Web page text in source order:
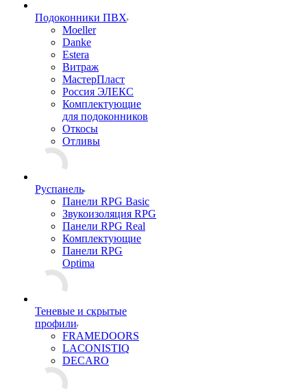
Подоконники ПВХ
Moeller
Danke
Estera
Витраж
МастерПласт
Россия ЭЛЕКС
Комплектующие
для подоконников
Откосы
Отливы
Руспанель
Панели RPG Basic
Звукоизоляция RPG
Панели RPG Real
Комплектующие
Панели RPG
Optima
Теневые и скрытые
профили
FRAMEDOORS
LACONISTIQ
DECARO